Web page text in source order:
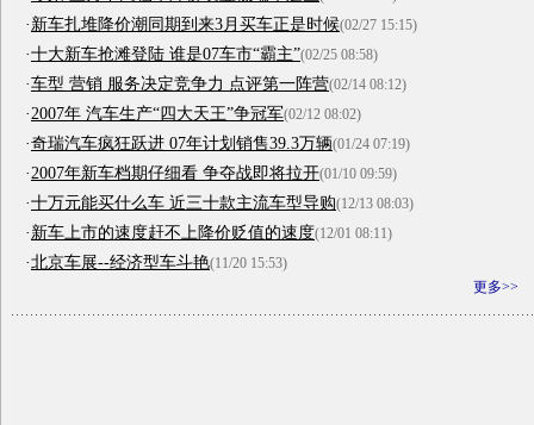
·新车扎堆降价潮同期到来3月买车正是时候(02/27 15:15)
·十大新车抢滩登陆 谁是07车市“霸主”(02/25 08:58)
·车型 营销 服务决定竞争力 点评第一阵营(02/14 08:12)
·2007年 汽车生产“四大天王”争冠军(02/12 08:02)
·奇瑞汽车疯狂跃进 07年计划销售39.3万辆(01/24 07:19)
·2007年新车档期仔细看 争夺战即将拉开(01/10 09:59)
·十万元能买什么车 近三十款主流车型导购(12/13 08:03)
·新车上市的速度赶不上降价贬值的速度(12/01 08:11)
·北京车展--经济型车斗艳(11/20 15:53)
更多>>